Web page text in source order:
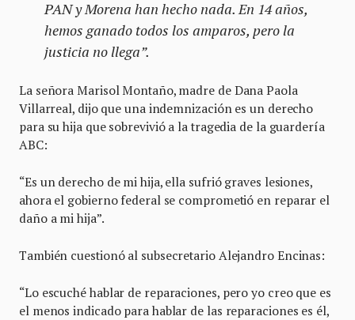
PAN y Morena han hecho nada. En 14 años,
hemos ganado todos los amparos, pero la
justicia no llega”.
La señora Marisol Montaño, madre de Dana Paola
Villarreal, dijo que una indemnización es un derecho
para su hija que sobrevivió a la tragedia de la guardería
ABC:
“Es un derecho de mi hija, ella sufrió graves lesiones,
ahora el gobierno federal se comprometió en reparar el
daño a mi hija”.
También cuestionó al subsecretario Alejandro Encinas:
“Lo escuché hablar de reparaciones, pero yo creo que es
el menos indicado para hablar de las reparaciones es él,